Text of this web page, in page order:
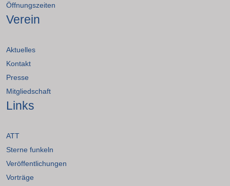
Öffnungszeiten
Verein
Aktuelles
Kontakt
Presse
Mitgliedschaft
Links
ATT
Sterne funkeln
Veröffentlichungen
Vorträge